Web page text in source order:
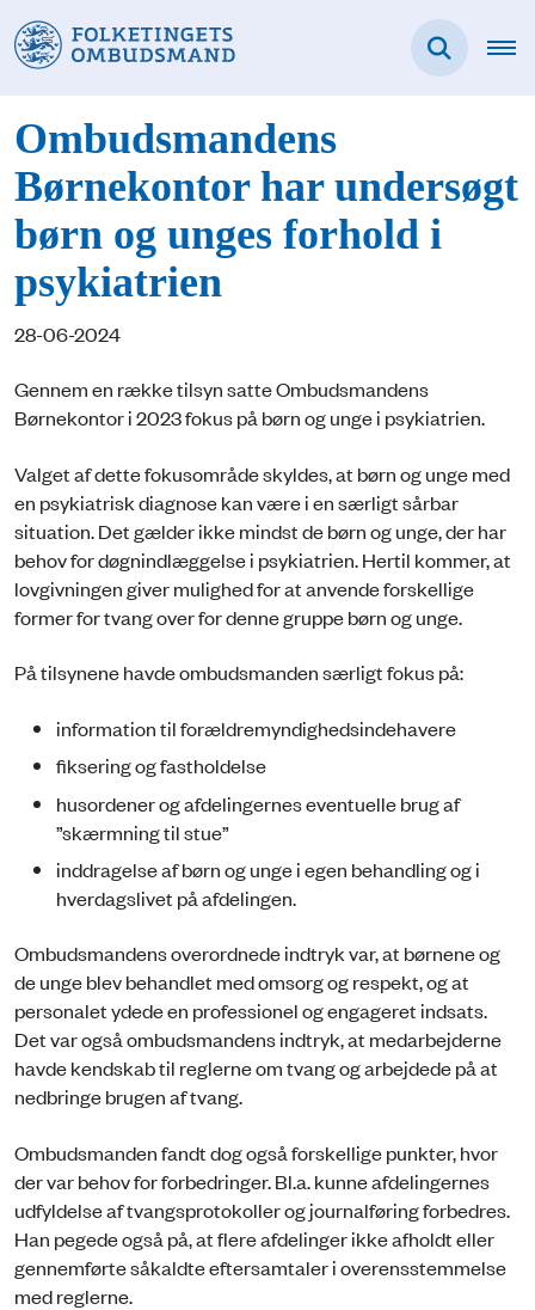
Ombudsmandens
Børnekontor har undersøgt
børn og unges forhold i
psykiatrien
28-06-2024
Gennem en række tilsyn satte Ombudsmandens
Børnekontor i 2023 fokus på børn og unge i psykiatrien.
Valget af dette fokusområde skyldes, at børn og unge med
en psykiatrisk diagnose kan være i en særligt sårbar
situation. Det gælder ikke mindst de børn og unge, der har
behov for døgnindlæggelse i psykiatrien. Hertil kommer, at
lovgivningen giver mulighed for at anvende forskellige
former for tvang over for denne gruppe børn og unge.
På tilsynene havde ombudsmanden særligt fokus på:
information til forældremyndighedsindehavere
fiksering og fastholdelse
husordener og afdelingernes eventuelle brug af
”skærmning til stue”
inddragelse af børn og unge i egen behandling og i
hverdagslivet på afdelingen.
Ombudsmandens overordnede indtryk var, at børnene og
de unge blev behandlet med omsorg og respekt, og at
personalet ydede en professionel og engageret indsats.
Det var også ombudsmandens indtryk, at medarbejderne
havde kendskab til reglerne om tvang og arbejdede på at
nedbringe brugen af tvang.
Ombudsmanden fandt dog også forskellige punkter, hvor
der var behov for forbedringer. Bl.a. kunne afdelingernes
udfyldelse af tvangsprotokoller og journalføring forbedres.
Han pegede også på, at flere afdelinger ikke afholdt eller
gennemførte såkaldte eftersamtaler i overensstemmelse
med reglerne.